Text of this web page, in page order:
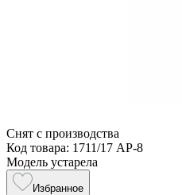
Снят с производства
Код товара: 1711/17 AP-8
Модель устарела
Избранное